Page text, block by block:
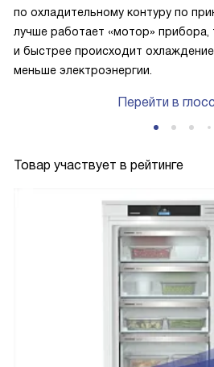
по охладительному контуру по
лучше работает «мотор» прибора,
и быстрее происходит
меньше электроэнергии.
Перейти в
Товар участвует в рейтинге